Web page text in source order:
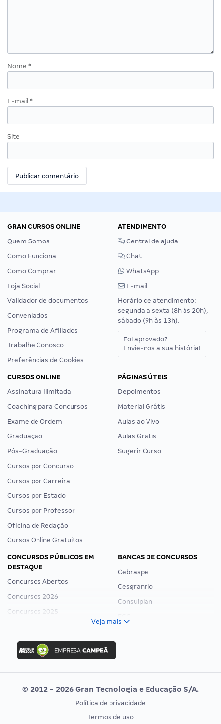
Nome *
E-mail *
Site
GRAN CURSOS ONLINE
Quem Somos
Como Funciona
Como Comprar
Loja Social
Validador de documentos
Conveniados
Programa de Afiliados
Trabalhe Conosco
Preferências de Cookies
ATENDIMENTO
Central de ajuda
Chat
WhatsApp
E-mail
Horário de atendimento:
segunda a sexta (8h às 20h),
sábado (9h às 13h).
Foi aprovado?
Envie-nos a sua história!
CURSOS ONLINE
Assinatura Ilimitada
Coaching para Concursos
Exame de Ordem
Graduação
Pós-Graduação
Cursos por Concurso
Cursos por Carreira
Cursos por Estado
Cursos por Professor
Oficina de Redação
Cursos Online Gratuitos
PÁGINAS ÚTEIS
Depoimentos
Material Grátis
Aulas ao Vivo
Aulas Grátis
Sugerir Curso
CONCURSOS PÚBLICOS EM
DESTAQUE
Concursos Abertos
Concursos 2026
Concursos 2025
Concurso Ibama
Concurso MPU
Editais publicados
BANCAS DE CONCURSOS
Cebraspe
Cesgranrio
Consulplan
Vunesp
CONCURSOS POR PROFISSÃO
EXAME DE ORDEM
Veja mais
© 2012 - 2026 Gran Tecnologia e Educação S/A.
Política de privacidade
Termos de uso